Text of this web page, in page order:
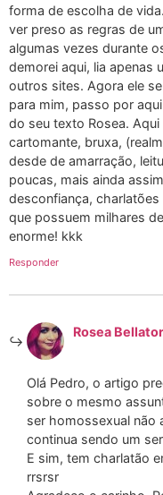
forma de escolha de
ver preso as regras de
algumas vezes durante
demorei aqui, lia apenas
outros sites. Agora ele
para mim, passo por
do seu texto Rosea.
cartomante, bruxa,
desde de amarração,
poucas, mais ainda
desconfiança, charlatões
que possuem milhares
enorme! kkk
Responder
Rosea Bellator
Olá Pedro, o artigo
sobre o mesmo
ser homossexual não
continua sendo um
E sim, tem charlatão
rrsrsr